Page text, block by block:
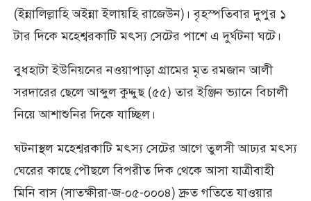
(ইন্নালিল্লাহি অইন্না ইলায়হি রাজেউন)। বৃহস্পতিবার দুপুর ১
টার দিকে মহেশ্বরকাটি মৎস্য সেটের পাশে এ দুর্ঘটনা ঘটে।
বুধহাটা ইউনিয়নের নওয়াপাড়া গ্রামের মৃত রমজান আলী
সরদারের ছেলে আব্দুল কুদ্দুছ (৫৫) তার ইঞ্জিন ভ্যানে বিচালী
নিয়ে আশাশুনির দিকে যাচ্ছিল।
ঘটনাস্থল মহেশ্বরকাটি মৎস্য সেটের আগে তুলসী আঢ্যর মৎস্য
ঘেরের কাছে পৌছলে বিপরীত দিক থেকে আসা যাত্রীবাহী
মিনি বাস (সাতক্ষীরা-জ-০৫-০০০৪) দ্রুত গতিতে যাওয়ার